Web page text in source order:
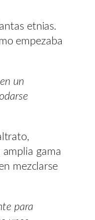
etnias.
empezaba
un
gama
mezclarse
para